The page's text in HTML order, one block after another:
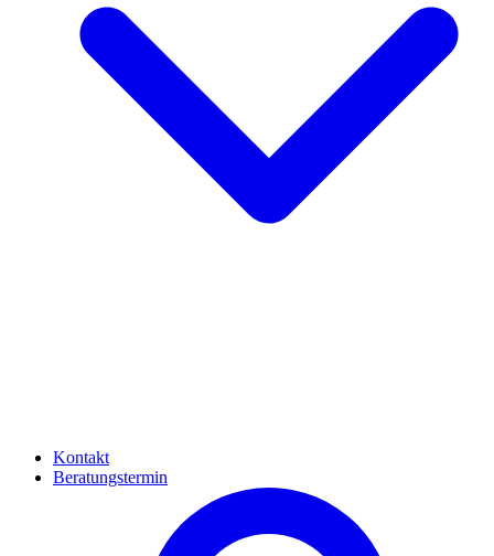
Kontakt
Beratungstermin